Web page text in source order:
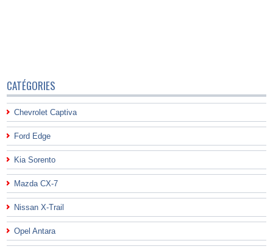
CATÉGORIES
Chevrolet Captiva
Ford Edge
Kia Sorento
Mazda CX-7
Nissan X-Trail
Opel Antara